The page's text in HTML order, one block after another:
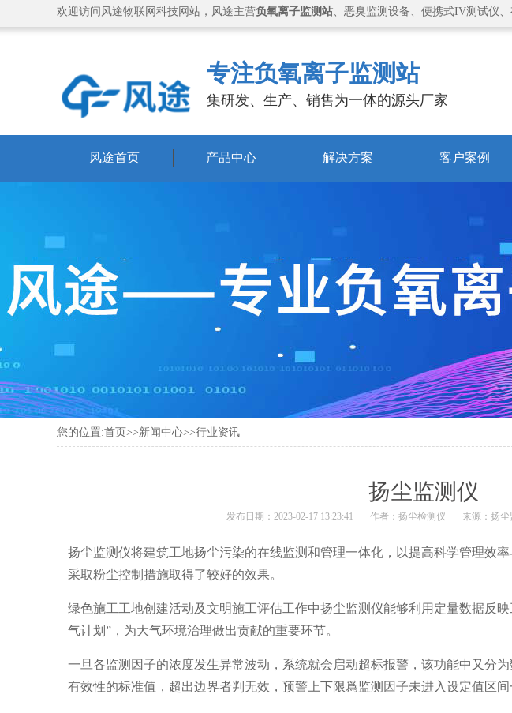
欢迎访问风途物联网科技网站，风途主营负氧离子监测站、恶臭监测设备、便携式IV测试仪
专注负氧离子监测站
集研发、生产、销售为一体的源头厂家
风途首页 产品中心 解决方案 客户案例
您的位置:首页 >>新闻中心>>行业资讯
扬尘监测仪
发布日期：2023-02-17 13:23:41 作者： 扬尘检测仪 来源： 扬尘
扬尘监测仪将建筑工地扬尘污染的在线监测和管理一体化，以提高科学管理效
采取粉尘控制措施取得了较好的效果。
绿色施工工地创建活动及文明施工评估工作中扬尘监测仪能够利用定量数据反
气计划”，为大气环境治理做出贡献的重要环节。
一旦各监测因子的浓度发生异常波动，系统就会启动超标报警，该功能中又分
有效性的标准值，超出边界者判无效，预警上下限爲监测因子未进入设定值区间